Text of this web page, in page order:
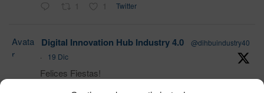
1 1 Twitter
Avata
r
Digital Innovation Hub Industry 4.0
@dihbuindustry40
·
19 Dic
Felices Fiestas!